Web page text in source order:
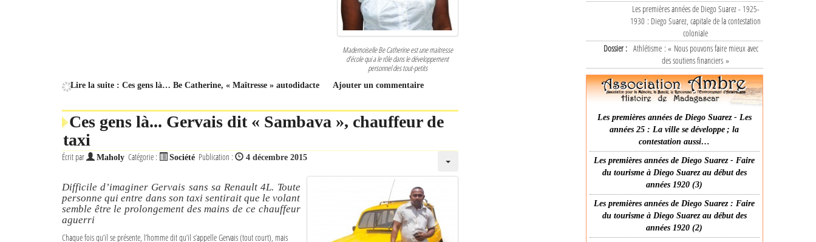
Mademoiselle Be Catherine est une maitresse
d’école qui a le rôle dans le développement
personnel des tout-petits
Lire la suite : Ces gens là… Be Catherine, « Maîtresse » autodidacte Ajouter un commentaire
Ces gens là... Gervais dit « Sambava », chauffeur de
taxi
Écrit par Maholy Catégorie : Société Publication : 4 décembre 2015
Difficile d’imaginer Gervais sans sa Renault 4L. Toute
personne qui entre dans son taxi sentirait que le volant
semble être le prolongement des mains de ce chauffeur
aguerri
Chaque fois qu’il se présente, l’homme dit qu’il s’appelle Gervais (tout court), mais
Les premières années de Diego Suarez - 1925-
1930 : Diego Suarez, capitale de la contestation
coloniale
Dossier : Athlétisme : « Nous pouvons faire mieux avec
des soutiens financiers »
Les premières années de Diego Suarez - Les
années 25 : La ville se développe ; la
contestation aussi…
Les premières années de Diego Suarez - Faire
du tourisme à Diego Suarez au début des
années 1920 (3)
Les premières années de Diego Suarez : Faire
du tourisme à Diego Suarez au début des
années 1920 (2)